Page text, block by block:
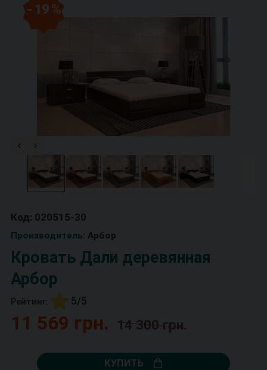
- 19 %
Код: 020515-30
Производитель: Арбор
Кровать Дали деревянная
Арбор
Рейтинг: 5/5
11 569 грн. 14 300 грн.
КУПИТЬ